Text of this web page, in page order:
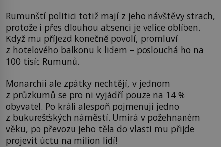
Rumunští politici totiž mají z jeho návštěvy strach,
protože i přes dlouhou absenci je velice oblíben.
Když mu příjezd konečně povolí, promluví
z hotelového balkonu k lidem – poslouchá ho na
100 tisíc Rumunů.
Monarchii ale zpátky nechtějí, v jednom
z průzkumů se pro ni vyjádří pouze na 14 %
obyvatel. Po králi alespoň pojmenují jedno
z bukurešťských náměstí. Umírá v požehnaném
věku, po převozu jeho těla do vlasti mu přijde
projevit úctu na milion lidí!